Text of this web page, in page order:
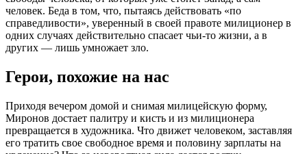
человек. Беда в том, что, пытаясь действовать «по
справедливости», уверенный в своей правоте милиционер в
одних случаях действительно спасает чьи-то жизни, а в
других — лишь умножает зло.
Герои, похожие на нас
Приходя вечером домой и снимая милицейскую форму,
Миронов достает палитру и кисть и из милиционера
превращается в художника. Что движет человеком, заставляя
его тратить свое свободное время и половину зарплаты на